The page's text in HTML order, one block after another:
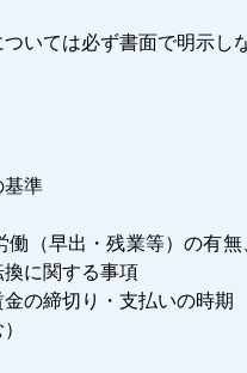
いては必ず書面で明示し
準
（早出・残業等）の有
に関する事項
の締切り・支払いの時期